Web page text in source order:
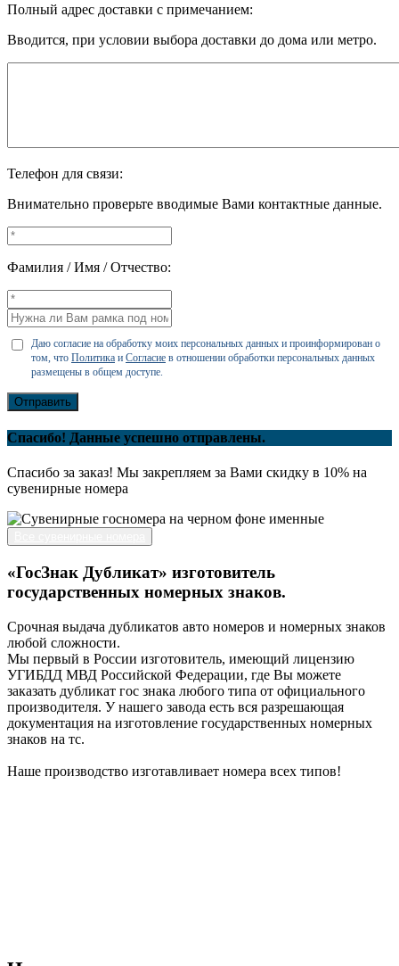
Полный адрес доставки с примечанием:
Вводится, при условии выбора доставки до дома или метро.
Телефон для связи:
Внимательно проверьте вводимые Вами контактные данные.
Фамилия / Имя / Отчество:
Даю согласие на обработку моих персональных данных и проинформирован о
том, что Политика и Согласие в отношении обработки персональных данных
размещены в общем доступе.
Отправить
Спасибо! Данные успешно отправлены.
Спасибо за заказ! Мы закрепляем за Вами скидку в 10% на
сувенирные номера
«ГосЗнак Дубликат» изготовитель
государственных номерных знаков.
Срочная выдача дубликатов авто номеров и номерных знаков
любой сложности.
Мы первый в России изготовитель, имеющий лицензию
УГИБДД МВД Российской Федерации, где Вы можете
заказать дубликат гос знака любого типа от официального
производителя. У нашего завода есть вся разрешающая
документация на изготовление государственных номерных
знаков на тс.
Наше производство изготавливает номера всех типов!